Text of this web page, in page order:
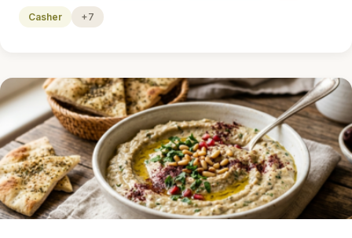
Casher +7